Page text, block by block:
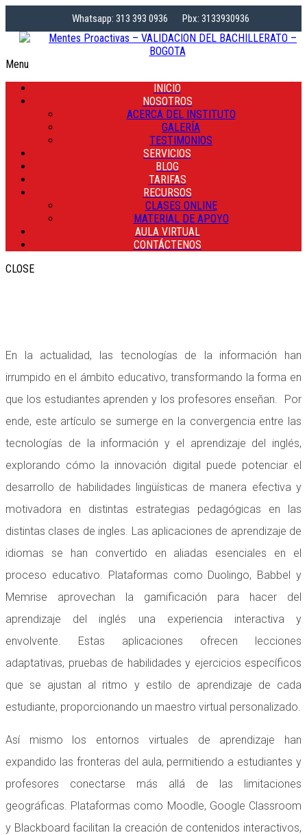
Whatsapp: 313 393 0936 Pbx: 3133930936
Menu
INICIO
NOSOTROS
ACERCA DEL INSTITUTO
GALERÍA
TESTIMONIOS
SERVICIOS
BLOG
TARIFAS
RECURSOS
CLASES ONLINE
MATERIAL DE APOYO
AULA VIRTUAL
CONTÁCTENOS
CLOSE
EL APRENDIZAJE DEL
INGLES A TRAVÉS DE
LAS TECNOLOGÍAS DE
LA INFORMACIÓN
En la actualidad, las tecnologías de la información han
irrumpido en el ámbito educativo, transformando la forma en
que los estudiantes aprenden y los profesores enseñan. Por
ende, este artículo se sumerge en la convergencia entre las
tecnologías de la información y el aprendizaje del inglés,
explorando cómo la innovación digital puede potenciar el
desarrollo de habilidades lingüísticas de manera efectiva y
motivadora en distintas estrategias pedagógicas en las
distintas clases de ingles. Las aplicaciones de aprendizaje de
idiomas se han convertido en aliadas esenciales en el
proceso educativo. Plataformas como Duolingo, Babbel y
Memrise aprovechan la gamificación para hacer del
aprendizaje del inglés una experiencia interactiva y
envolvente. Estas aplicaciones ofrecen lecciones
adaptativas, pruebas de habilidades y ejercicios específicos
que se ajustan al ritmo y estilo de aprendizaje de cada
estudiante, proporcionando un maestro virtual personalizado.
Así mismo los entornos virtuales de aprendizaje han
expandido las fronteras del aula, permitiendo a estudiantes y
profesores conectarse más allá de las limitaciones
geográficas. Plataformas como Moodle, Google Classroom
y Blackboard facilitan la creación de contenidos interactivos,